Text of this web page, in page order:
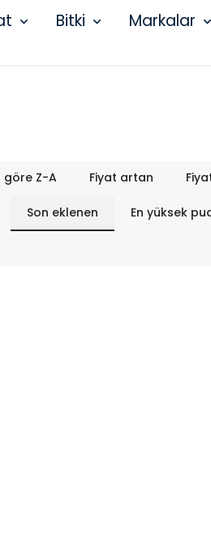
Bitki Markalar
göre Z-A Fiyat artan
Son eklenen En yüksek